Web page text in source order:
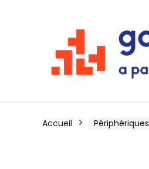
Accueil Périphériques